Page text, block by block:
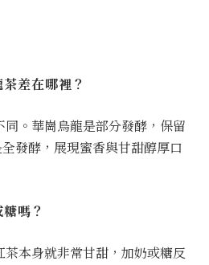
差在哪裡？
。華崗烏龍是部分發酵，保留
發酵，展現蜜香與甘甜醇厚口
嗎？
本身就非常甘甜，加奶或糖反